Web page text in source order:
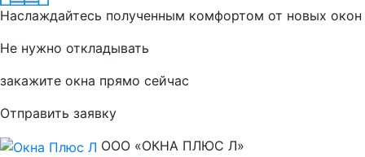
Наслаждайтесь полученным комфортом от новых окон
Не нужно откладывать
закажите окна прямо сейчас
Отправить заявку
ООО «ОКНА ПЛЮС Л»